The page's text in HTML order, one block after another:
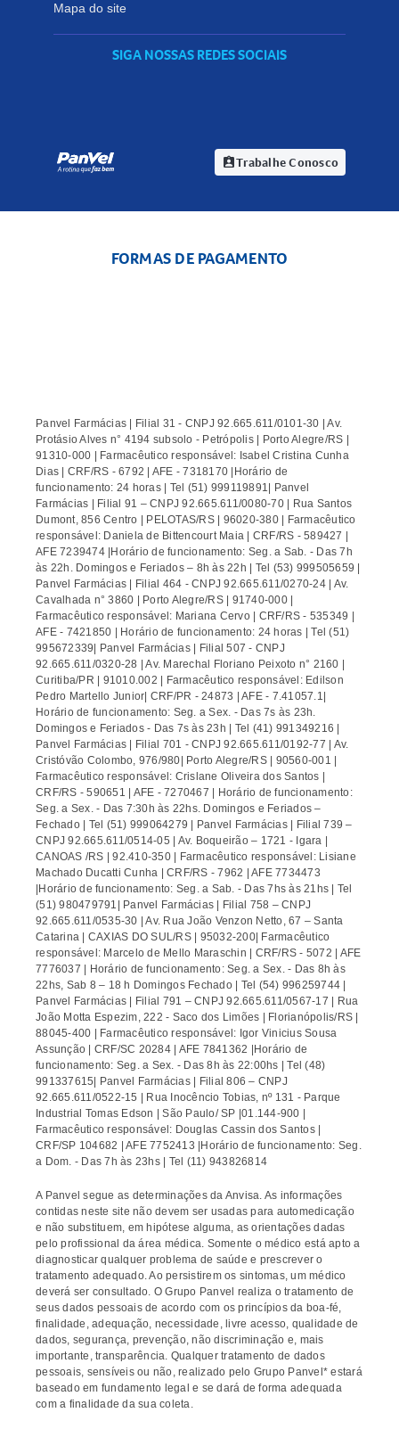
Mapa do site
SIGA NOSSAS REDES SOCIAIS
assignment_indTrabalhe Conosco
FORMAS DE PAGAMENTO
Panvel Farmácias | Filial 31 - CNPJ 92.665.611/0101-30 | Av.
Protásio Alves n° 4194 subsolo - Petrópolis | Porto Alegre/RS |
91310-000 | Farmacêutico responsável: Isabel Cristina Cunha
Dias | CRF/RS - 6792 | AFE - 7318170 |Horário de
funcionamento: 24 horas | Tel (51) 999119891| Panvel
Farmácias | Filial 91 – CNPJ 92.665.611/0080-70 | Rua Santos
Dumont, 856 Centro | PELOTAS/RS | 96020-380 | Farmacêutico
responsável: Daniela de Bittencourt Maia | CRF/RS - 589427 |
AFE 7239474 |Horário de funcionamento: Seg. a Sab. - Das 7h
às 22h. Domingos e Feriados – 8h às 22h | Tel (53) 999505659 |
Panvel Farmácias | Filial 464 - CNPJ 92.665.611/0270-24 | Av.
Cavalhada n° 3860 | Porto Alegre/RS | 91740-000 |
Farmacêutico responsável: Mariana Cervo | CRF/RS - 535349 |
AFE - 7421850 | Horário de funcionamento: 24 horas | Tel (51)
995672339| Panvel Farmácias | Filial 507 - CNPJ
92.665.611/0320-28 | Av. Marechal Floriano Peixoto n° 2160 |
Curitiba/PR | 91010.002 | Farmacêutico responsável: Edilson
Pedro Martello Junior| CRF/PR - 24873 | AFE - 7.41057.1|
Horário de funcionamento: Seg. a Sex. - Das 7s às 23h.
Domingos e Feriados - Das 7s às 23h | Tel (41) 991349216 |
Panvel Farmácias | Filial 701 - CNPJ 92.665.611/0192-77 | Av.
Cristóvão Colombo, 976/980| Porto Alegre/RS | 90560-001 |
Farmacêutico responsável: Crislane Oliveira dos Santos |
CRF/RS - 590651 | AFE - 7270467 | Horário de funcionamento:
Seg. a Sex. - Das 7:30h às 22hs. Domingos e Feriados –
Fechado | Tel (51) 999064279 | Panvel Farmácias | Filial 739 –
CNPJ 92.665.611/0514-05 | Av. Boqueirão – 1721 - Igara |
CANOAS /RS | 92.410-350 | Farmacêutico responsável: Lisiane
Machado Ducatti Cunha | CRF/RS - 7962 | AFE 7734473
|Horário de funcionamento: Seg. a Sab. - Das 7hs às 21hs | Tel
(51) 980479791| Panvel Farmácias | Filial 758 – CNPJ
92.665.611/0535-30 | Av. Rua João Venzon Netto, 67 – Santa
Catarina | CAXIAS DO SUL/RS | 95032-200| Farmacêutico
responsável: Marcelo de Mello Maraschin | CRF/RS - 5072 | AFE
7776037 | Horário de funcionamento: Seg. a Sex. - Das 8h às
22hs, Sab 8 – 18 h Domingos Fechado | Tel (54) 996259744 |
Panvel Farmácias | Filial 791 – CNPJ 92.665.611/0567-17 | Rua
João Motta Espezim, 222 - Saco dos Limões | Florianópolis/RS |
88045-400 | Farmacêutico responsável: Igor Vinicius Sousa
Assunção | CRF/SC 20284 | AFE 7841362 |Horário de
funcionamento: Seg. a Sex. - Das 8h às 22:00hs | Tel (48)
991337615| Panvel Farmácias | Filial 806 – CNPJ
92.665.611/0522-15 | Rua Inocêncio Tobias, nº 131 - Parque
Industrial Tomas Edson | São Paulo/ SP |01.144-900 |
Farmacêutico responsável: Douglas Cassin dos Santos |
CRF/SP 104682 | AFE 7752413 |Horário de funcionamento: Seg.
a Dom. - Das 7h às 23hs | Tel (11) 943826814
A Panvel segue as determinações da Anvisa. As informações
contidas neste site não devem ser usadas para automedicação
e não substituem, em hipótese alguma, as orientações dadas
pelo profissional da área médica. Somente o médico está apto a
diagnosticar qualquer problema de saúde e prescrever o
tratamento adequado. Ao persistirem os sintomas, um médico
deverá ser consultado. O Grupo Panvel realiza o tratamento de
seus dados pessoais de acordo com os princípios da boa-fé,
finalidade, adequação, necessidade, livre acesso, qualidade de
dados, segurança, prevenção, não discriminação e, mais
importante, transparência. Qualquer tratamento de dados
pessoais, sensíveis ou não, realizado pelo Grupo Panvel* estará
baseado em fundamento legal e se dará de forma adequada
com a finalidade da sua coleta.